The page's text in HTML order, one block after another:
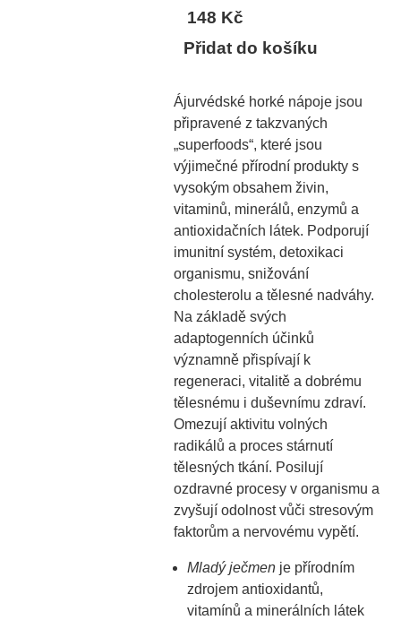
148 Kč
Přidat do košíku
Ájurvédské horké nápoje jsou
připravené z takzvaných
„superfoods“, které jsou
výjimečné přírodní produkty s
vysokým obsahem živin,
vitaminů, minerálů, enzymů a
antioxidačních látek. Podporují
imunitní systém, detoxikaci
organismu, snižování
cholesterolu a tělesné nadváhy.
Na základě svých
adaptogenních účinků
významně přispívají k
regeneraci, vitalitě a dobrému
tělesnému i duševnímu zdraví.
Omezují aktivitu volných
radikálů a proces stárnutí
tělesných tkání. Posilují
ozdravné procesy v organismu a
zvyšují odolnost vůči stresovým
faktorům a nervovému vypětí.
Mladý ječmenje přírodním
zdrojem antioxidantů,
vitamínů a minerálních látek